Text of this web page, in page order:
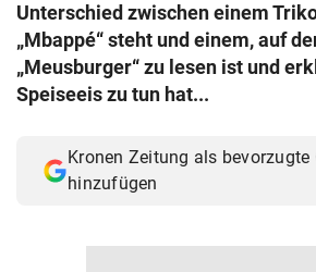
© Krone Multimedia GmbH & Co KG 2026
Unterschied zwischen einem
„Mbappé“ steht und einem, auf
„Meusburger“ zu lesen ist und
Speiseeis zu tun hat...
Kronen Zeitung als bevorzugte
hinzufügen